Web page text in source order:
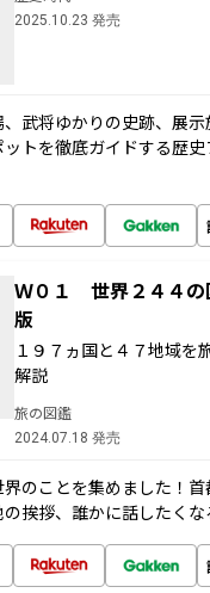
2025.10.23 発売
武将ゆかりの史跡、展
トを徹底ガイドする歴
Ｗ０１ 世界２４４
版
１９７ヵ国と４７地域を
解説
旅の図鑑
2024.07.18 発売
のことを集めました！首
挨拶、誰かに話したくな